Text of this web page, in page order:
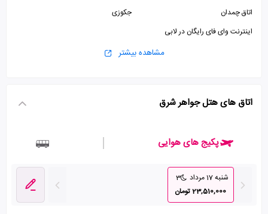
اتاق چمدان
جکوزی
اینترنت وای فای رایگان در لابی
مشاهده بیشتر
اتاق های هتل جواهر شرق
پکیج های هوایی
شنبه 17 مرداد
3
23,510,000 تومان